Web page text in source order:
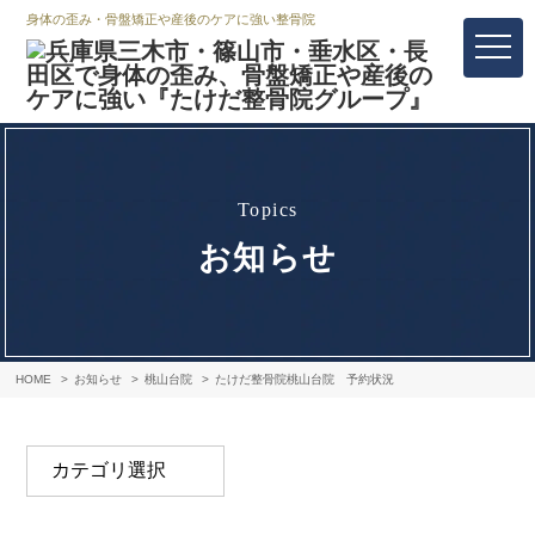
身体の歪み・骨盤矯正や産後のケアに強い整骨院
topics
お知らせ
HOME お知らせ 桃山台院 たけだ整骨院桃山台院 予約状況